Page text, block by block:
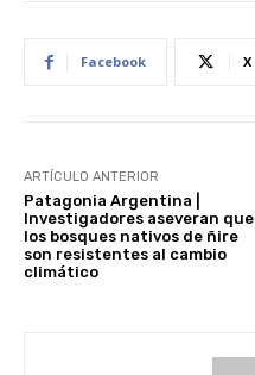
Facebook X
ARTÍCULO ANTERIOR
Patagonia Argentina |
Investigadores aseveran que
los bosques nativos de ñire
son resistentes al cambio
climático